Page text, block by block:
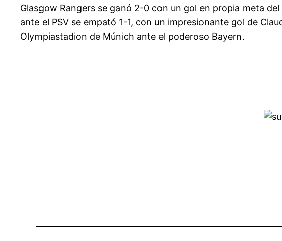
Glasgow Rangers se ganó 2-0 con un gol en propia meta
ante el PSV se empató 1-1, con un impresionante gol de
Olympiastadion de Múnich ante el poderoso Bayern.